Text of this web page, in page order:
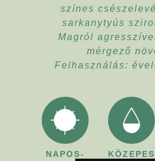
színes
sarkanytyús
Magról
mérgező
Felhasználás:
NAPOS-
KÖZEPES